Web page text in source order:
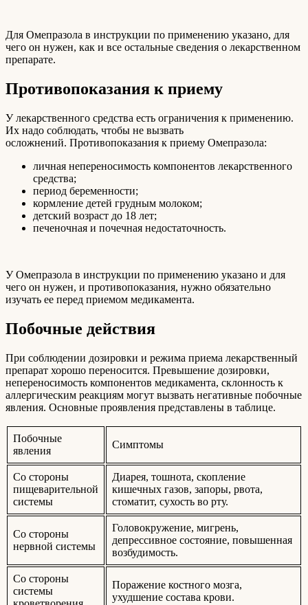
Для Омепразола в инструкции по применению указано, для
чего он нужен, как и все остальные сведения о лекарственном
препарате.
Противопоказания к приему
У лекарственного средства есть ограничения к применению.
Их надо соблюдать, чтобы не вызвать
осложнений. Противопоказания к приему Омепразола:
личная непереносимость компонентов лекарственного
средства;
период беременности;
кормление детей грудным молоком;
детский возраст до 18 лет;
печеночная и почечная недостаточность.
У Омепразола в инструкции по применению указано и для
чего он нужен, и противопоказания, нужно обязательно
изучать ее перед приемом медикамента.
Побочные действия
При соблюдении дозировки и режима приема лекарственный
препарат хорошо переносится. Превышение дозировки,
непереносимость компонентов медикамента, склонность к
аллергическим реакциям могут вызвать негативные побочные
явления. Основные проявления представлены в таблице.
Побочные
явления
Симптомы
Со стороны
пищеварительной
системы
Диарея, тошнота, скопление
кишечных газов, запоры, рвота,
стоматит, сухость во рту.
Со стороны
нервной системы
Головокружение, мигрень,
депрессивное состояние, повышенная
возбудимость.
Со стороны
системы
Поражение костного мозга,
ухудшение состава крови.